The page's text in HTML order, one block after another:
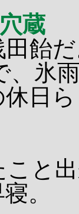
蔵
飴
、氷
日
と
。